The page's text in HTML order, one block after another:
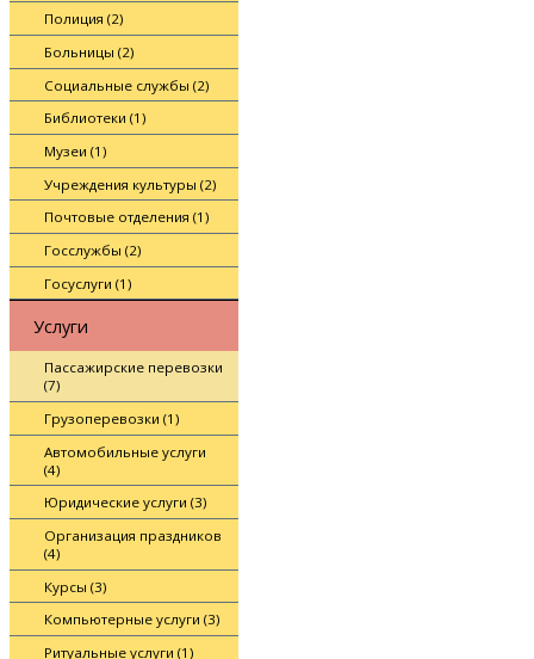
Полиция (2)
Больницы (2)
Социальные службы (2)
Библиотеки (1)
Музеи (1)
Учреждения культуры (2)
Почтовые отделения (1)
Госслужбы (2)
Госуслуги (1)
Услуги
Пассажирские перевозки
(7)
Грузоперевозки (1)
Автомобильные услуги
(4)
Юридические услуги (3)
Организация праздников
(4)
Курсы (3)
Компьютерные услуги (3)
Ритуальные услуги (1)